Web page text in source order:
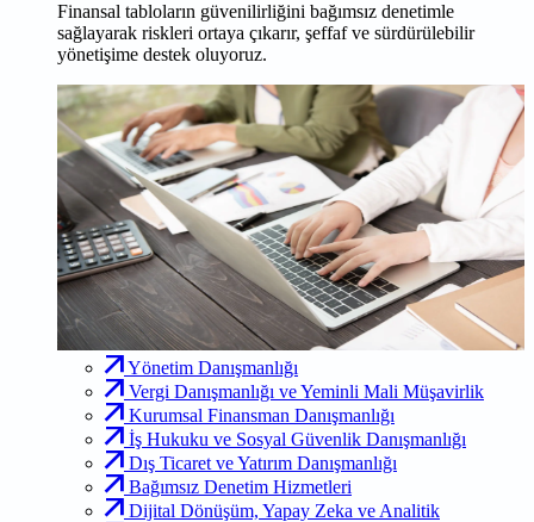
Finansal tabloların güvenilirliğini bağımsız denetimle
sağlayarak riskleri ortaya çıkarır, şeffaf ve sürdürülebilir
yönetişime destek oluyoruz.
Yönetim Danışmanlığı
Vergi Danışmanlığı ve Yeminli Mali Müşavirlik
Kurumsal Finansman Danışmanlığı
İş Hukuku ve Sosyal Güvenlik Danışmanlığı
Dış Ticaret ve Yatırım Danışmanlığı
Bağımsız Denetim Hizmetleri
Dijital Dönüşüm, Yapay Zeka ve Analitik